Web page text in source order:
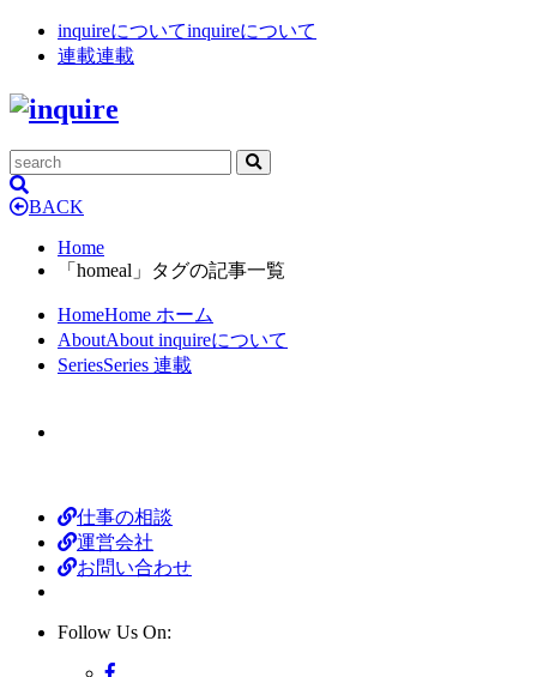
inquireについてinquireについて
連載連載
BACK
Home
「homeal」タグの記事一覧
HomeHome ホーム
AboutAbout inquireについて
SeriesSeries 連載
仕事の相談
運営会社
お問い合わせ
Follow Us On: